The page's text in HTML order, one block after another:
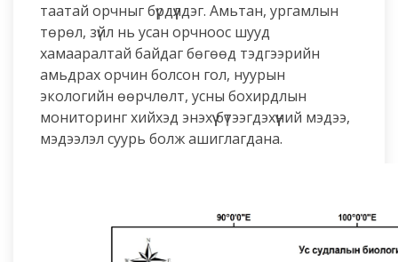
таатай орчныг бүрдүүлдэг. Амьтан, ургамлын
төрөл, зүйл нь усан орчноос шууд
хамааралтай байдаг бөгөөд тэдгээрийн
амьдрах орчин болсон гол, нуурын
экологийн өөрчлөлт, усны бохирдлын
мониторинг хийхэд энэхүү бүтээгдэхүүний мэдээ,
мэдээлэл суурь болж ашиглагдана.